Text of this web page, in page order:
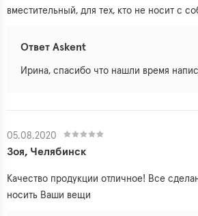
вместительный, для тех, кто не носит с
Ответ Askent
Ирина, спасибо что нашли время
05.08.2020
Зоя, Челябинск
Качество продукции отличное! Все
носить Ваши вещи